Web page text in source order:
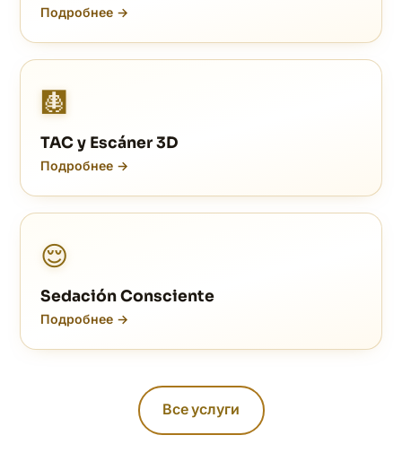
Подробнее →
🩻
TAC y Escáner 3D
Подробнее →
😌
Sedación Consciente
Подробнее →
Все услуги